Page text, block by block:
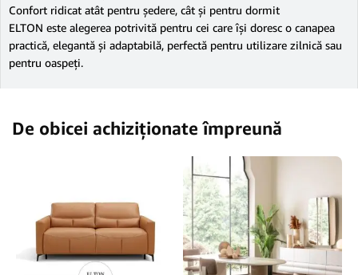
Confort ridicat atât pentru ședere, cât și pentru dormit
ELTON este alegerea potrivită pentru cei care își doresc o canapea
practică, elegantă și adaptabilă, perfectă pentru utilizare zilnică sau
pentru oaspeți.
De obicei achiziționate împreună